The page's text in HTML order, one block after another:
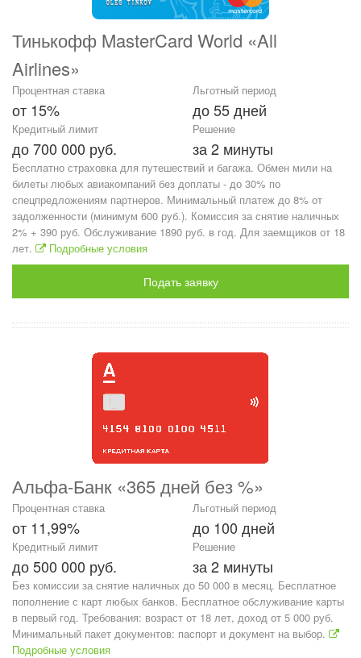
Тинькофф MasterCard World «All
Airlines»
Процентная ставка
от 15%
Льготный период
до 55 дней
Кредитный лимит
до 700 000 руб.
Решение
за 2 минуты
Бесплатно страховка для путешествий и багажа. Обмен мили на
билеты любых авиакомпаний без доплаты - до 30% по
спецпредложениям партнеров. Минимальный платеж до 8% от
задолженности (минимум 600 руб.). Комиссия за снятие наличных
2% + 390 руб. Обслуживание 1890 руб. в год. Для заемщиков от 18
лет.
Подробные условия
Подать заявку
Альфа-Банк «365 дней без %»
Процентная ставка
от 11,99%
Льготный период
до 100 дней
Кредитный лимит
до 500 000 руб.
Решение
за 2 минуты
Без комиссии за снятие наличных до 50 000 в месяц. Бесплатное
пополнение с карт любых банков. Бесплатное обслуживание карты
в первый год. Требования: возраст от 18 лет, доход от 5 000 руб.
Минимальный пакет документов: паспорт и документ на выбор.
Подробные условия